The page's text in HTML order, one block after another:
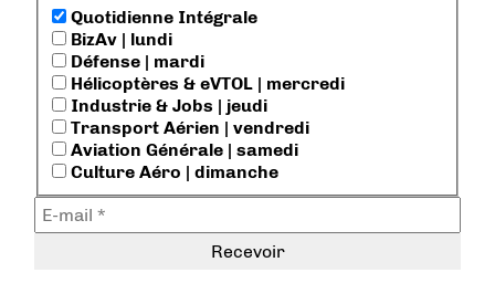
Quotidienne Intégrale
BizAv | lundi
Défense | mardi
Hélicoptères & eVTOL | mercredi
Industrie & Jobs | jeudi
Transport Aérien | vendredi
Aviation Générale | samedi
Culture Aéro | dimanche